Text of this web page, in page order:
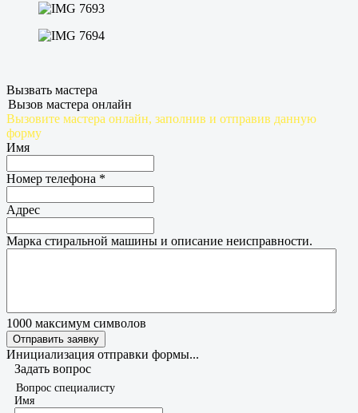
Вызвать мастера
Вызов мастера онлайн
Вызовите мастера онлайн, заполнив и отправив данную
форму
Имя
Номер телефона *
Адрес
Марка стиральной машины и описание неисправности.
1000 максимум символов
Отправить заявку
Инициализация отправки формы...
Задать вопрос
Вопрос специалисту
Имя